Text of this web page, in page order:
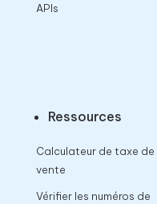
APIs
Ressources
Calculateur de taxe de
vente
Vérifier les numéros de